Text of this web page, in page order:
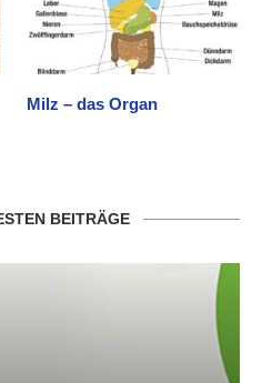
Milz – das Organ
BEITRÄGE